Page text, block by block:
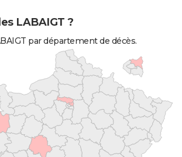
LABAIGT ?
par département de décès.